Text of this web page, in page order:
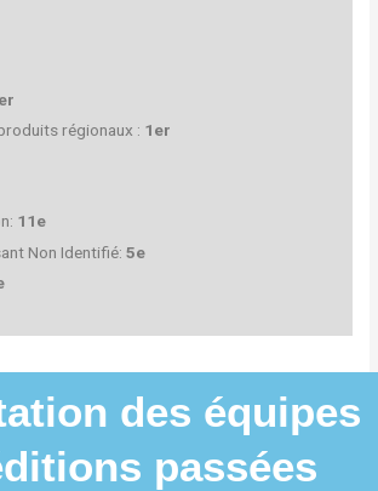
régionaux : 1er
11e
Non Identifié:5e
des équipes
passées